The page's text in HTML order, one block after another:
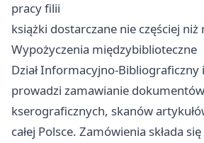
pracy filii
książki dostarczane nie częściej
Wypożyczenia międzybiblioteczne
Dział Informacyjno-Bibliograficzny
prowadzi zamawianie
kserograficznych, skanów
całej Polsce. Zamówienia składa